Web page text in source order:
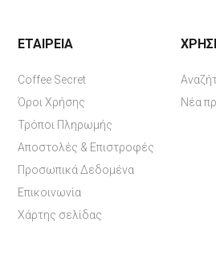
ΕΤΑΙΡΕΊΑ
Coffee Secret
Όροι Χρήσης
Τρόποι Πληρωμής
Αποστολές & Επιστροφές
Προσωπικά Δεδομένα
Επικοινωνία
Χάρτης σελίδας
Νέα